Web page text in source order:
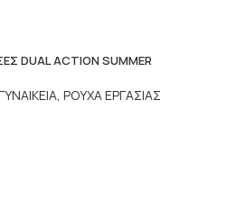
DUAL ACTION SUMMER
, ΡΟΥΧΑ ΕΡΓΑΣΙΑΣ